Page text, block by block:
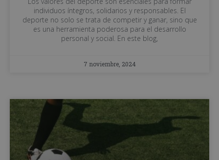
individuos íntegros, solidarios y responsables. El
deporte no solo se trata de competir y ganar, sino que
es una herramienta poderosa para el desarrollo
personal y social. En este blog,
7 noviembre, 2024